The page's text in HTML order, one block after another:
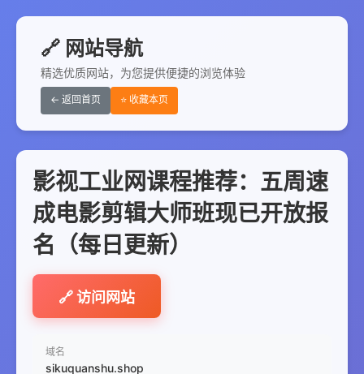
🔗 网站导航
精选优质网站，为您提供便捷的浏览体验
← 返回首页 ⭐ 收藏本页
影视工业网课程推荐：五周速
成电影剪辑大师班现已开放报
名（每日更新）
🔗 访问网站
域名
sikuquanshu.shop